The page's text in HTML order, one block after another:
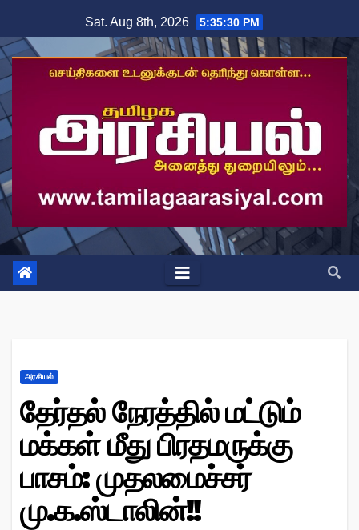
to
content
Sat. Aug 8th, 2026 5:35:30 PM
அரசியல்
தேர்தல் நேரத்தில் மட்டும்
மக்கள் மீது பிரதமருக்கு
பாசம்: முதலமைச்சர்
மு.க.ஸ்டாலின்!!